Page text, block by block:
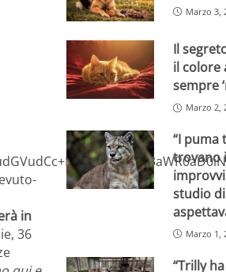
in
36
Marzo 3,
Il
il colore
sempre
Marzo 2,
“I puma
trovano
studio
Marzo 1,
“Trilly